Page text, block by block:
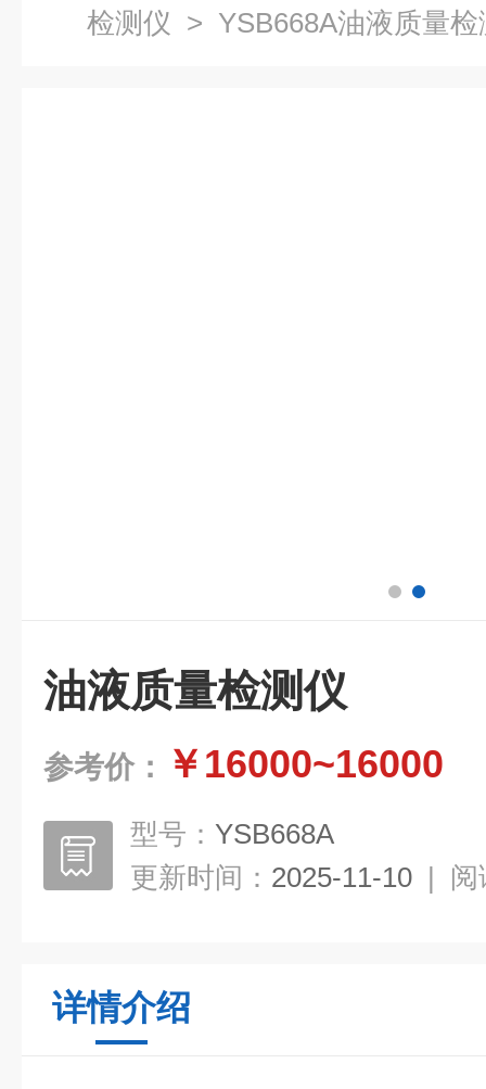
检测仪 > YSB668A油液质量检
油液质量检测仪
参考价： ￥16000~16000
型号： YSB668A
更新时间： 2025-11-10 | 阅
详情介绍